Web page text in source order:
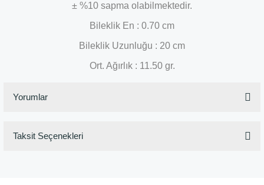
± %10 sapma olabilmektedir.
Bileklik En : 0.70 cm
Bileklik Uzunluğu : 20 cm
Ort. Ağırlık : 11.50 gr.
Yorumlar
Taksit Seçenekleri